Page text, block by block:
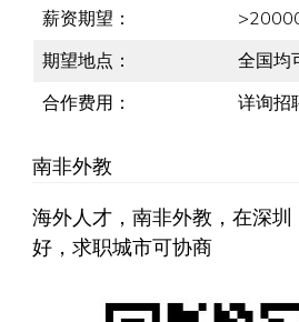
薪资期望：
期望地点：
全国均
合作费用：
详询招
南非外教
海外人才，南非外教，在深
好，求职城市可协商